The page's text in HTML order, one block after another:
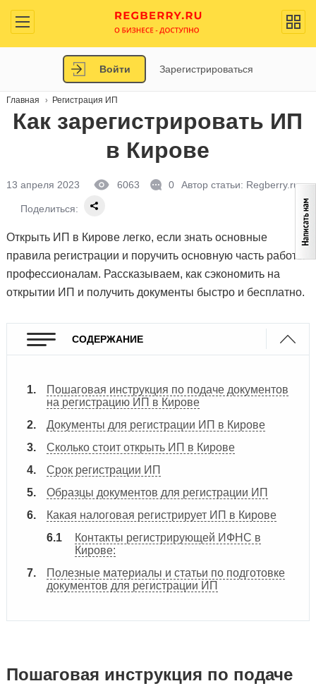
Войти Зарегистрироваться
Главная Регистрация ИП
Как зарегистрировать ИП
в Кирове
13 апреля 2023 6063 0 Автор статьи: Regberry.ru
Поделиться:
Открыть ИП в Кирове легко, если знать основные
правила регистрации и поручить основную часть работы
профессионалам. Рассказываем, как сэкономить на
открытии ИП и получить документы быстро и бесплатно.
СОДЕРЖАНИЕ
Пошаговая инструкция по подаче документов
на регистрацию ИП в Кирове
Документы для регистрации ИП в Кирове
Сколько стоит открыть ИП в Кирове
Срок регистрации ИП
Образцы документов для регистрации ИП
Какая налоговая регистрирует ИП в Кирове
Контакты регистрирующей ИФНС в
Кирове:
Полезные материалы и статьи по подготовке
документов для регистрации ИП
Пошаговая инструкция по подаче